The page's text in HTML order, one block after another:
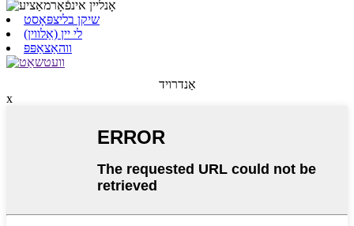
שיקן בליצפּאָסט
לי יין (אַלווין)
ווהאַצאַפּפּ
אַנדרויד
x